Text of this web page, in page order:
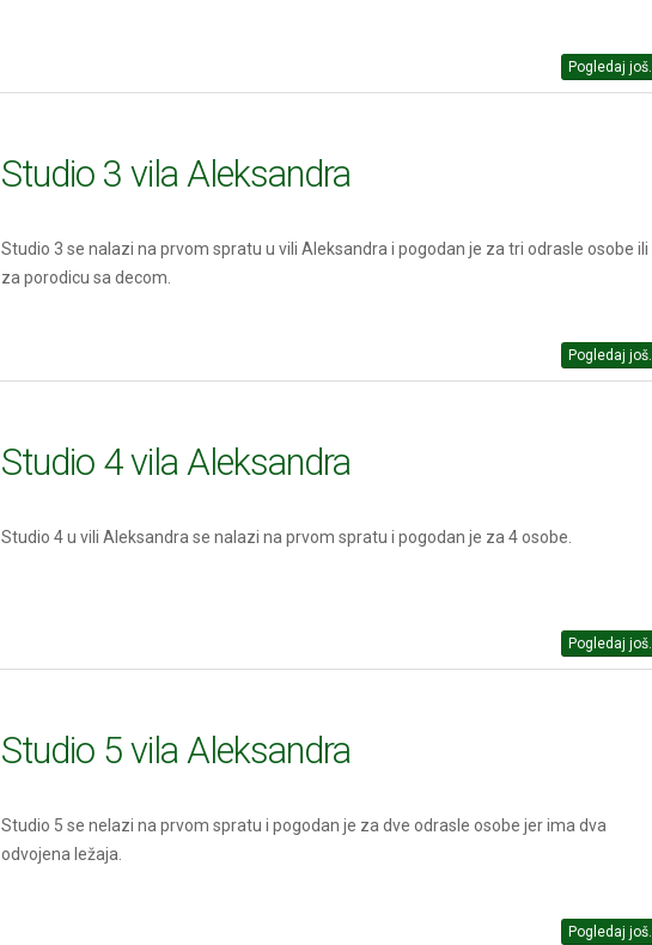
Pogledaj još...
Studio 3 vila Aleksandra
Studio 3 se nalazi na prvom spratu u vili Aleksandra i pogodan je za tri odrasle osobe ili
za porodicu sa decom.
Pogledaj još...
Studio 4 vila Aleksandra
Studio 4 u vili Aleksandra se nalazi na prvom spratu i pogodan je za 4 osobe.
Pogledaj još...
Studio 5 vila Aleksandra
Studio 5 se nelazi na prvom spratu i pogodan je za dve odrasle osobe jer ima dva
odvojena ležaja.
Pogledaj još...